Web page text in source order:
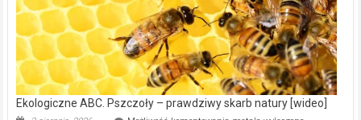
mln
na
modernizację
oczyszczalni
ścieków
[wideo]
Ekologiczne ABC. Pszczoły – prawdziwy skarb natury [wideo]